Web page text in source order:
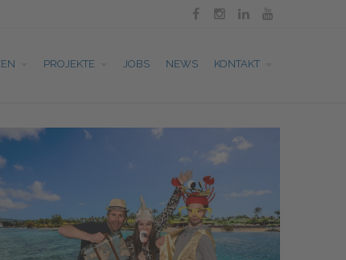
   
PROJEKTE JOBS NEWS KONTAKT